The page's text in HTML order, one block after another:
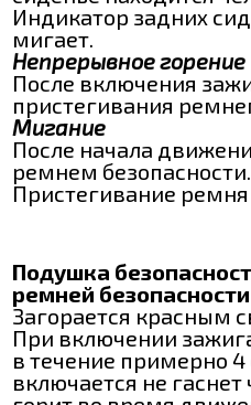
Индикатор задних
мигает.
Непрерывное горение
После включения
пристегивания
Мигание
После начала
ремнем безопасности.
Пристегивание ремня
Подушка
ремней безопасности
Загорается красным
При включении
в течение примерно 4
включается не